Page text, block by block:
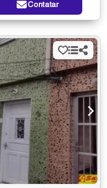
Contatar